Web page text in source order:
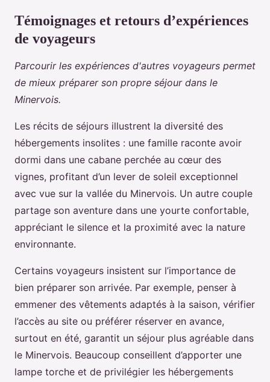
Témoignages et retours d’expériences
de voyageurs
Parcourir les expériences d'autres voyageurs permet
de mieux préparer son propre séjour dans le
Minervois.
Les récits de séjours illustrent la diversité des
hébergements insolites : une famille raconte avoir
dormi dans une cabane perchée au cœur des
vignes, profitant d’un lever de soleil exceptionnel
avec vue sur la vallée du Minervois. Un autre couple
partage son aventure dans une yourte confortable,
appréciant le silence et la proximité avec la nature
environnante.
Certains voyageurs insistent sur l’importance de
bien préparer son arrivée. Par exemple, penser à
emmener des vêtements adaptés à la saison, vérifier
l’accès au site ou préférer réserver en avance,
surtout en été, garantit un séjour plus agréable dans
le Minervois. Beaucoup conseillent d’apporter une
lampe torche et de privilégier les hébergements